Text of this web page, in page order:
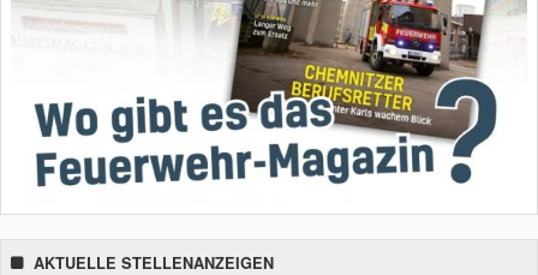
AKTUELLE STELLENANZEIGEN